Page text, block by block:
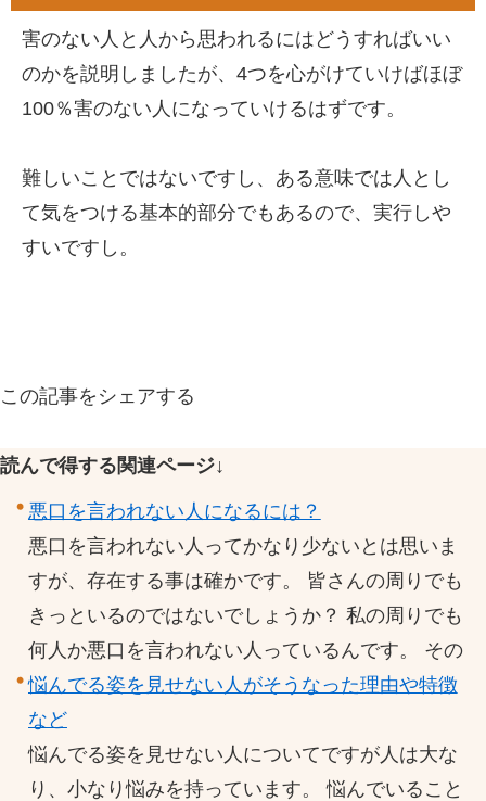
害のない人と人から思われるにはどうすればいい
のかを説明しましたが、4つを心がけていけばほぼ
100％害のない人になっていけるはずです。
難しいことではないですし、ある意味では人とし
て気をつける基本的部分でもあるので、実行しや
すいですし。
この記事をシェアする
読んで得する関連ページ↓
悪口を言われない人になるには？
悪口を言われない人ってかなり少ないとは思いま
すが、存在する事は確かです。 皆さんの周りでも
きっといるのではないでしょうか？ 私の周りでも
何人か悪口を言われない人っているんです。 その
悩んでる姿を見せない人がそうなった理由や特徴
など
悩んでる姿を見せない人についてですが人は大な
り、小なり悩みを持っています。 悩んでいること